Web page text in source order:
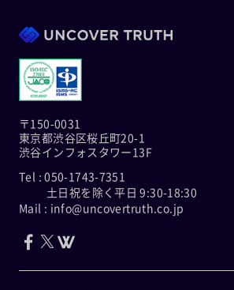
〒150-0031
東京都渋谷区桜丘町20-1
渋谷インフォスタワー13F
Tel : 050-1743-7351
土日祝を除く平日 9:30-18:30
Mail : info@uncovertruth.co.jp